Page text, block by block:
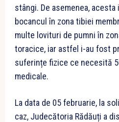
stângi. De asemenea,
bocancul în zona tibiei
multe lovituri de pumni în
toracice, iar astfel i-au fost
suferințe fizice ce necesită
medicale.
La data de 05 februarie, la
caz, Judecătoria Rădăuți a